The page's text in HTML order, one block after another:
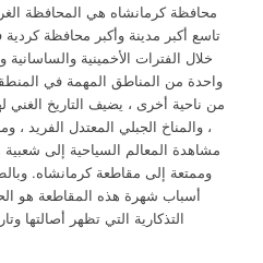
محافظة كرمانشاه هي المحافظة
تاسع أكبر مدينة وأكبر محافظة
خلال الفترات الأخمينية
واحدة من المناطق المهمة في
من ناحية أخرى ، يضيف التاريخ الغني
، والمناخ الجبلي المعتدل الفريد
مشاهدة المعالم السياحية إلى
وممتعة إلى مقاطعة كرمانشاه.
أسباب شهرة هذه المقاطعة هو
التذكارية التي تظهر أصالتها